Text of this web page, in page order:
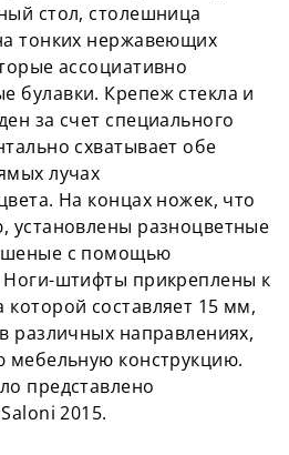
стол, столешница
тонких нержавеющих
ассоциативно
булавки. Крепеж стекла и
за счет специального
схватывает обе
лучах
На концах ножек, что
установлены разноцветные
с помощью
штифты прикреплены к
составляет 15 мм,
различных направлениях,
мебельную конструкцию.
представлено
2015.